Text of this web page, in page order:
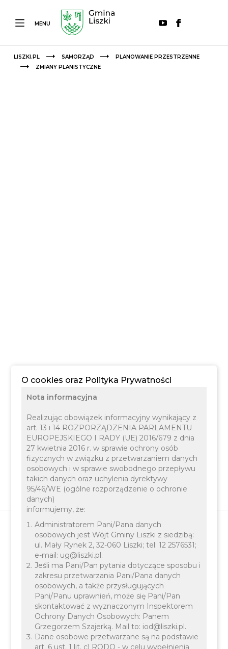
MENU
LISZKI.PL SAMORZĄD
PLANOWANIE PRZESTRZENNE
ZMIANY PLANISTYCZNE
Zmiany planistyczne
24-02-2026Ogłoszenie z dnia 24 lutego 2026 r.
Wójta Gminy Liszki o przystąpieniu do
sporządzenia miejscowego planu
zagospodarowania przestrzennego dla obszaru
„Liszki centrum – fragment”(link do BIPu)
O cookies oraz Polityka Prywatności
Nota informacyjna
Realizując obowiązek informacyjny wynikający z
art. 13 i 14 ROZPORZĄDZENIA PARLAMENTU
EUROPEJSKIEGO I RADY (UE) 2016/679 z dnia
27 kwietnia 2016 r. w sprawie ochrony osób
fizycznych w związku z przetwarzaniem danych
osobowych i w sprawie swobodnego przepływu
takich danych oraz uchylenia dyrektywy
95/46/WE (ogólne rozporządzenie o ochronie
danych)
informujemy, że:
Administratorem Pani/Pana danych
osobowych jest Wójt Gminy Liszki z siedzibą:
ul. Mały Rynek 2, 32-060 Liszki; tel: 12 2576531;
e-mail: ug@liszki.pl.
Jeśli ma Pani/Pan pytania dotyczące sposobu i
zakresu przetwarzania Pani/Pana danych
osobowych, a także przysługujących
Pani/Panu uprawnień, może się Pani/Pan
skontaktować z wyznaczonym Inspektorem
Ochrony Danych Osobowych: Panem
Grzegorzem Szajerką. Mail to: iod@liszki.pl.
Dane osobowe przetwarzane są na podstawie
art. 6 ust. 1 lit. c) RODO - w celu wypełnienia